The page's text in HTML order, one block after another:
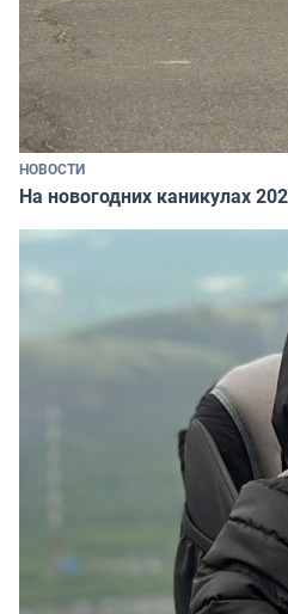
НОВОСТИ
На новогодних каникулах